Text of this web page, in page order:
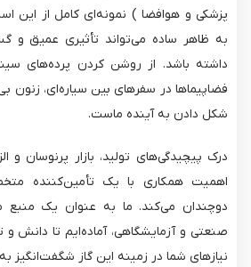
پزشکی و هوافضا ) نمونه‌ای کامل از
به ظاهر ساده می‌تواند تأثیری عمیق و
فضاپیماها در سفرهای بین سیاره‌ای، زنون
شکل دادن به آینده ماست.
درک پیچیدگی‌های تولید، بازار پرنوسان و
اهمیت همکاری با یک تأمین‌کننده
دوچندان می‌کند. ما به عنوان یک منبع
صنعتی و آزمایشگاهی، آماده‌ایم تا دانش و
نیازهای شما در زمینه این گاز شگفت‌انگیز